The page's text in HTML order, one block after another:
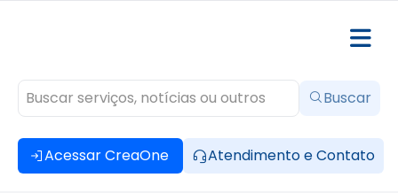
Acessar CreaOne Atendimento e Contato
Buscar